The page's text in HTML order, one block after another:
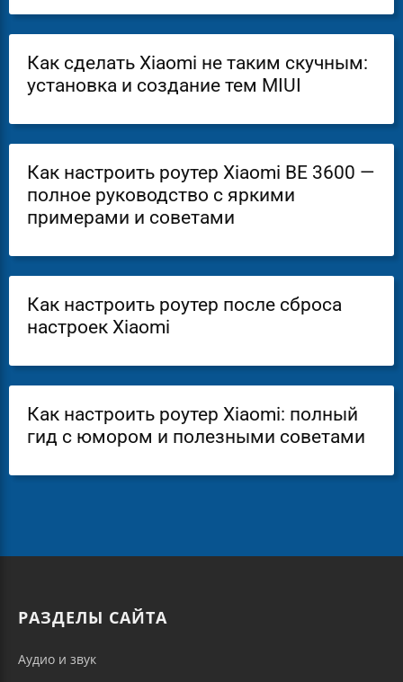
Как сделать Xiaomi не таким скучным:
установка и создание тем MIUI
Как настроить роутер Xiaomi BE 3600 —
полное руководство с яркими
примерами и советами
Как настроить роутер после сброса
настроек Xiaomi
Как настроить роутер Xiaomi: полный
гид с юмором и полезными советами
РАЗДЕЛЫ САЙТА
Аудио и звук